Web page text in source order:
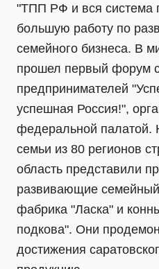
"ТПП РФ и вся система
большую работу по
семейного бизнеса. В
прошел первый форум
предпринимателей
успешная Россия!",
федеральной палатой.
семьи из 80 регионов
область представили
развивающие
фабрика "Ласка" и
подкова". Они
достижения